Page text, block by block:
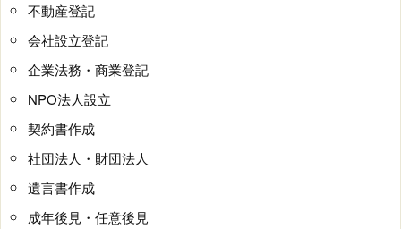
不動産登記
会社設立登記
企業法務・商業登記
NPO法人設立
契約書作成
社団法人・財団法人
遺言書作成
成年後見・任意後見